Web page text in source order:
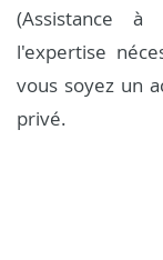
(Assistance à
l'expertise
vous soyez un
privé.